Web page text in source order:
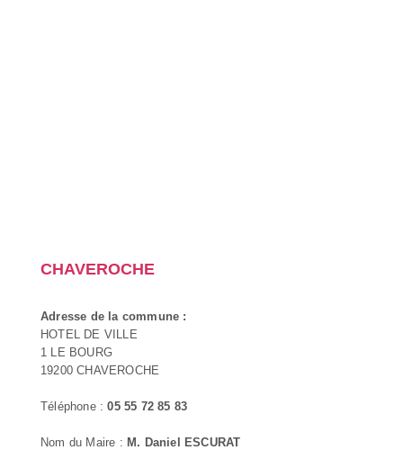
CHAVEROCHE
Adresse de la commune :
HOTEL DE VILLE
1 LE BOURG
19200 CHAVEROCHE
Téléphone :05 55 72 85 83
Nom du Maire : M. Daniel ESCURAT